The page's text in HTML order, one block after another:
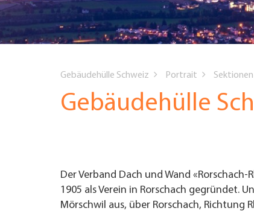
FACHZEITSCHRIFT
are
Gebäudehülle Schweiz Portrait Sektionen
Gebäudehülle
Der Verband Dach und Wand
1905 als Verein in Rorschach gegründet.
Mörschwil aus, über Rorschach, Richtung